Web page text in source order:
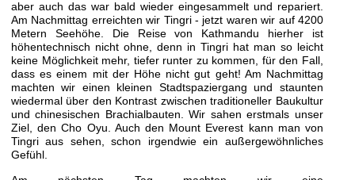
aber auch das war bald wieder eingesammelt und repariert.
Am Nachmittag erreichten wir Tingri - jetzt waren wir auf 4200
Metern Seehöhe. Die Reise von Kathmandu hierher ist
höhentechnisch nicht ohne, denn in Tingri hat man so leicht
keine Möglichkeit mehr, tiefer runter zu kommen, für den Fall,
dass es einem mit der Höhe nicht gut geht! Am Nachmittag
machten wir einen kleinen Stadtspaziergang und staunten
wiedermal über den Kontrast zwischen traditioneller Baukultur
und chinesischen Brachialbauten. Wir sahen erstmals unser
Ziel, den Cho Oyu. Auch den Mount Everest kann man von
Tingri aus sehen, schon irgendwie ein außergewöhnliches
Gefühl.